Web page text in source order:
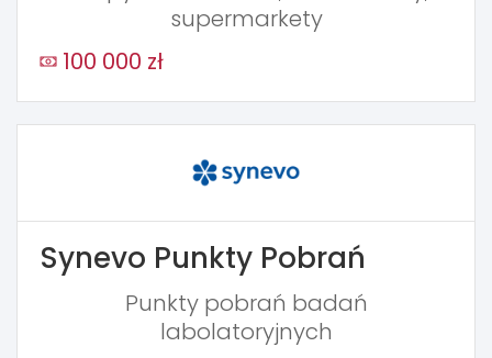
supermarkety
100 000 zł
Synevo Punkty Pobrań
Punkty pobrań badań
labolatoryjnych